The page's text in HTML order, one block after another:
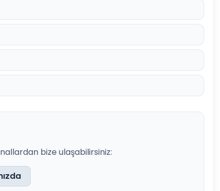
bize ulaşabilirsiniz: